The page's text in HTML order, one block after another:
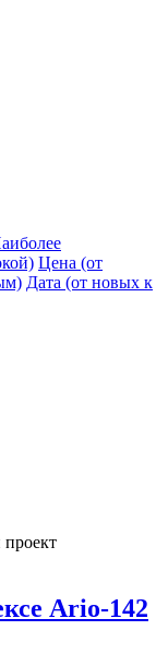
Цена (от
Дата (от новых к
Ario-142